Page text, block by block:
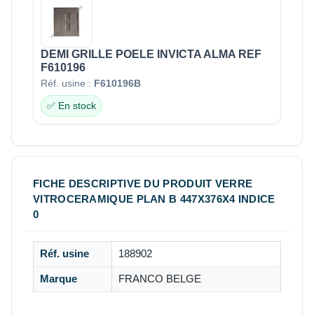
DEMI GRILLE POELE INVICTA ALMA REF
F610196
Réf. usine : F610196B
✅ En stock
FICHE DESCRIPTIVE DU PRODUIT VERRE
VITROCERAMIQUE PLAN B 447X376X4 INDICE
0
Réf. usine 188902
Marque FRANCO BELGE